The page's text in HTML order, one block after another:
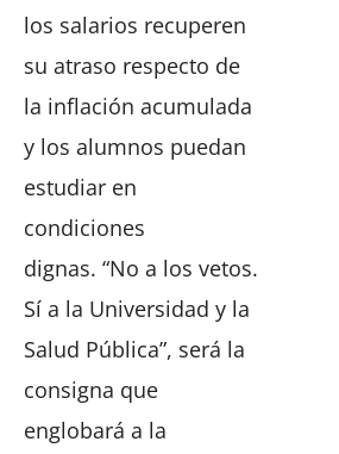
los salarios recuperen
su atraso respecto de
la inflación acumulada
y los alumnos puedan
estudiar en
condiciones
dignas. “No a los vetos.
Sí a la Universidad y la
Salud Pública”, será la
consigna que
englobará a la